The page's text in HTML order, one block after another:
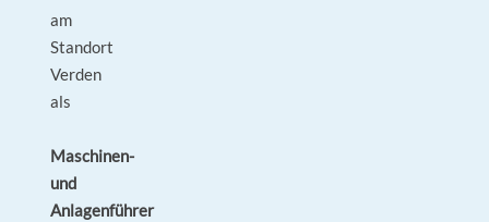
am
Standort
Verden
als
Maschinen-
und
Anlagenführer